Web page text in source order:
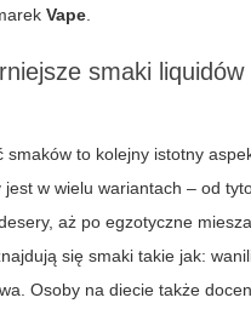
Vape
smaki
smaków to kolejny istotny
w wielu wariantach – od
aż po egzotyczne
się smaki takie jak:
Osoby na diecie także